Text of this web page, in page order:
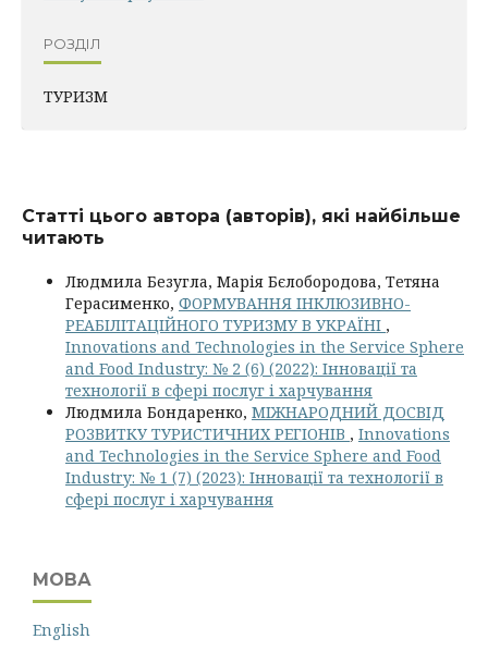
РОЗДІЛ
ТУРИЗМ
Статті цього автора (авторів), які найбільше
читають
Людмила Безугла, Марія Бєлобородова, Тетяна
Герасименко, ФОРМУВАННЯ ІНКЛЮЗИВНО-
РЕАБІЛІТАЦІЙНОГО ТУРИЗМУ В УКРАЇНІ ,
Innovations and Technologies in the Service Sphere
and Food Industry: № 2 (6) (2022): Інновації та
технології в сфері послуг і харчування
Людмила Бондаренко, МІЖНАРОДНИЙ ДОСВІД
РОЗВИТКУ ТУРИСТИЧНИХ РЕГІОНІВ , Innovations
and Technologies in the Service Sphere and Food
Industry: № 1 (7) (2023): Інновації та технології в
сфері послуг і харчування
МОВА
English